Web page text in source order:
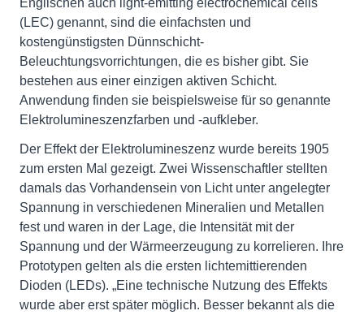
Englischen auch light-emitting electrochemical cells
(LEC) genannt, sind die einfachsten und
kostengünstigsten Dünnschicht-
Beleuchtungsvorrichtungen, die es bisher gibt. Sie
bestehen aus einer einzigen aktiven Schicht.
Anwendung finden sie beispielsweise für so genannte
Elektrolumineszenzfarben und -aufkleber.
Der Effekt der Elektrolumineszenz wurde bereits 1905
zum ersten Mal gezeigt. Zwei Wissenschaftler stellten
damals das Vorhandensein von Licht unter angelegter
Spannung in verschiedenen Mineralien und Metallen
fest und waren in der Lage, die Intensität mit der
Spannung und der Wärmeerzeugung zu korrelieren. Ihre
Prototypen gelten als die ersten lichtemittierenden
Dioden (LEDs). „Eine technische Nutzung des Effekts
wurde aber erst später möglich. Besser bekannt als die